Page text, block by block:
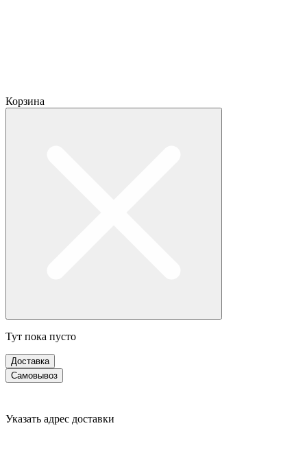
Корзина
Тут пока пусто
Доставка
Самовывоз
Указать адрес доставки